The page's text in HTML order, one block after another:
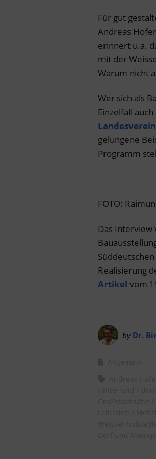
Für gut
Andreas
erinnert u.a.
mit der
Warum nicht
Wer sich als
Einzelfall
gelungene
Programm
FOTO:
Das
Realisierung
Artikel vom
by Dr.